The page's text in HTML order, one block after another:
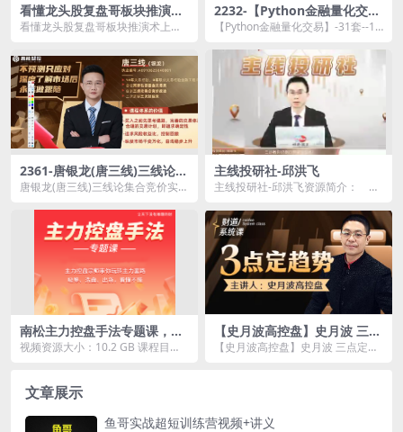
看懂龙头股复盘哥板块推演术
上下两集
看懂龙头股复盘哥板块推演术上下
块...
2232-【Python金融量化交
易】-31套–175GB
【Python金融量化交易】-31套--17
2361-唐银龙(唐三线)三线论集
合竞价实战复盘训练课
唐银龙(唐三线)三线论集合竞价实战
录...
主线投研社-邱洪飞
主线投研社-邱洪飞资源简介： 课
南松主力控盘手法专题课，带
你玩转主力套路吸筹、洗盘、
视频资源大小：10.2 GB 课程目
【史月波高控盘】史月波 三点
定趋势
【史月波高控盘】史月波 三点定趋
文章展示
鱼哥实战超短训练营视频+讲义